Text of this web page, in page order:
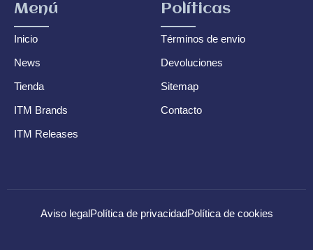
Menú
Inicio
News
Tienda
ITM Brands
ITM Releases
Políticas
Términos de envio
Devoluciones
Sitemap
Contacto
Aviso legal Política de privacidad Política de cookies